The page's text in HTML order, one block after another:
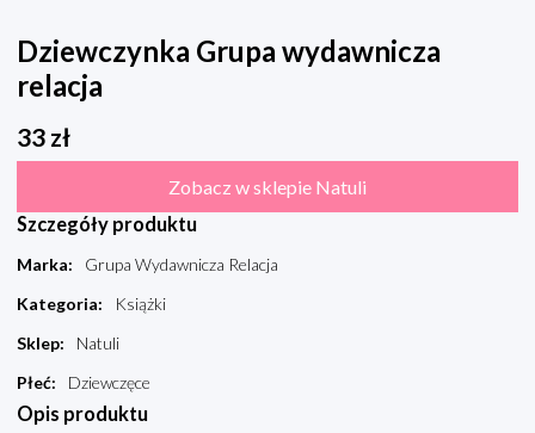
Dziewczynka Grupa wydawnicza
relacja
33 zł
Zobacz w sklepie Natuli
Szczegóły produktu
Marka:
Grupa Wydawnicza Relacja
Kategoria:
Książki
Sklep:
Natuli
Płeć: Dziewczęce
Opis produktu